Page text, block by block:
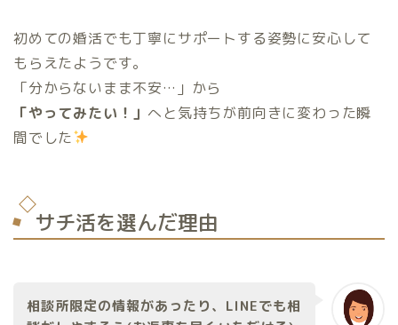
初めての婚活でも丁寧にサポートする姿勢に安心して
もらえたようです。
「分からないまま不安…」から
「やってみたい！」 へと気持ちが前向きに変わった瞬
間でした
サチ活を選んだ理由
相談所限定の情報があったり、LINEでも相